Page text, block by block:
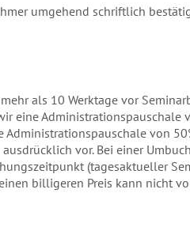
umgehend schriftlich
als 10 Werktage vor
eine Administrationspauschale
von
vor. Bei einer
(tagesaktueller
billigeren Preis kann nicht